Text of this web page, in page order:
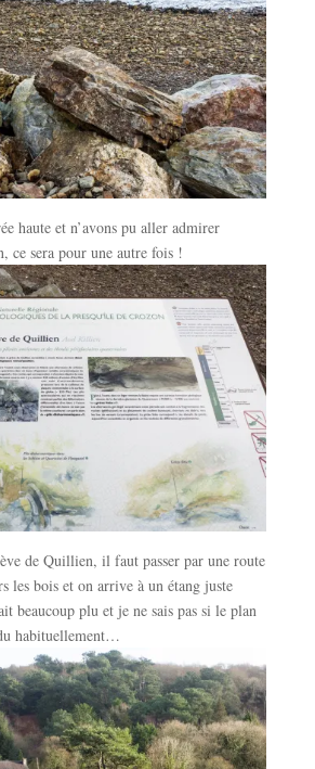
haute et n’avons pu aller admirer
ce sera pour une autre fois !
de Quillien, il faut passer par une route
les bois et on arrive à un étang juste
beaucoup plu et je ne sais pas si le plan
habituellement…